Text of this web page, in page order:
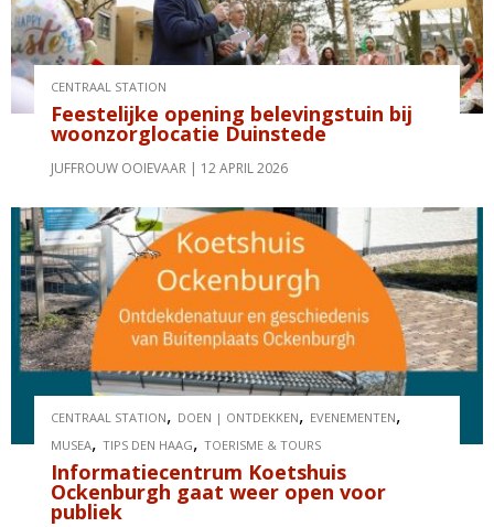
CENTRAAL STATION
Feestelijke opening belevingstuin bij
woonzorglocatie Duinstede
JUFFROUW OOIEVAAR 12 APRIL 2026
CENTRAAL STATION, DOEN | ONTDEKKEN, EVENEMENTEN,
MUSEA,TIPS DEN HAAG,TOERISME & TOURS
Informatiecentrum Koetshuis
Ockenburgh gaat weer open voor
publiek